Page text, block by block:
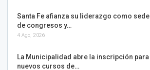
Santa Fe afianza su liderazgo como sede
de congresos y…
4 Ago, 2026
La Municipalidad abre la inscripción para
nuevos cursos de…